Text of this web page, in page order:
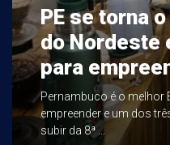
PE se torna
do Nordeste
para
Pernambuco é o melhor
empreender e um dos
subir da 8ª ...